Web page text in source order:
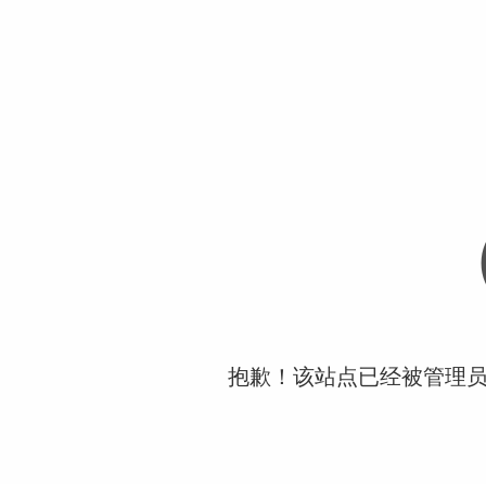
抱歉！该站点已经被管理